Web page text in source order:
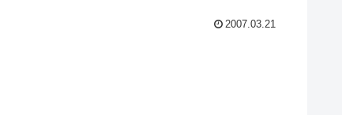
2007.03.21